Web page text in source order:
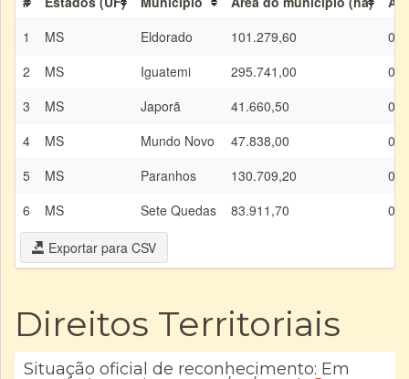
1
MS Eldorado 101.279,60
2
MS Iguatemi 295.741,00
3
MS Japorã 41.660,50
4
MS Mundo Novo 47.838,00
5
MS Paranhos 130.709,20
6
MS Sete Quedas 83.911,70
Exportar para CSV
Direitos Territoriais
Situação oficial de reconhecimento: Em